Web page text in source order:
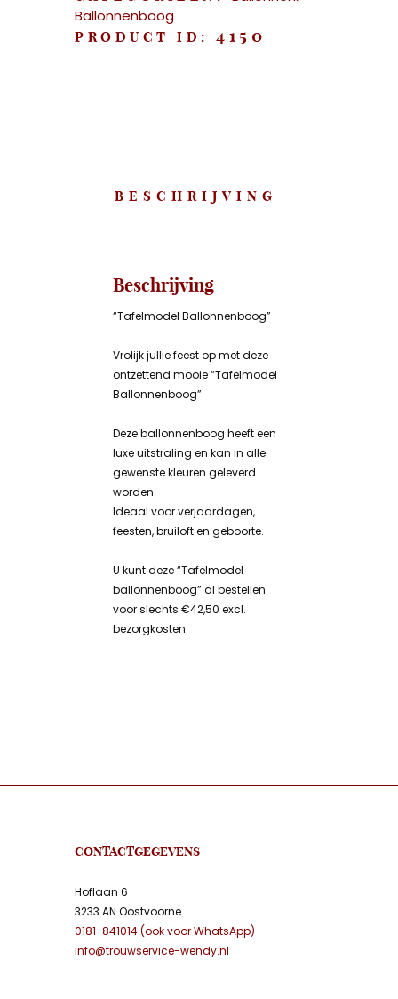
Ballonnenboog
PRODUCT ID: 4150
BESCHRIJVING
Beschrijving
“Tafelmodel Ballonnenboog”
Vrolijk jullie feest op met deze
ontzettend mooie “Tafelmodel
Ballonnenboog”.
Deze ballonnenboog heeft een
luxe uitstraling en kan in alle
gewenste kleuren geleverd
worden.
Ideaal voor verjaardagen,
feesten, bruiloft en geboorte.
U kunt deze “Tafelmodel
ballonnenboog” al bestellen
voor slechts €42,50 excl.
bezorgkosten.
CONTACTGEGEVENS
Hoflaan 6
3233 AN Oostvoorne
0181-841014 (ook voor WhatsApp)
info@trouwservice-wendy.nl